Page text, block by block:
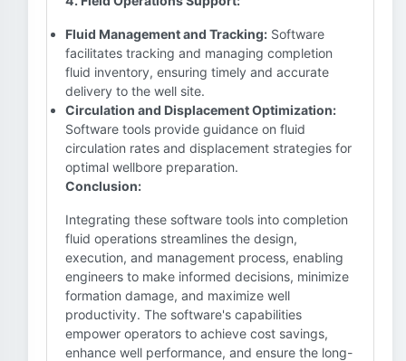
Fluid Management and Tracking: Software
facilitates tracking and managing completion
fluid inventory, ensuring timely and accurate
delivery to the well site.
Circulation and Displacement Optimization:
Software tools provide guidance on fluid
circulation rates and displacement strategies for
optimal wellbore preparation.
Conclusion:
Integrating these software tools into completion
fluid operations streamlines the design,
execution, and management process, enabling
engineers to make informed decisions, minimize
formation damage, and maximize well
productivity. The software's capabilities
empower operators to achieve cost savings,
enhance well performance, and ensure the long-